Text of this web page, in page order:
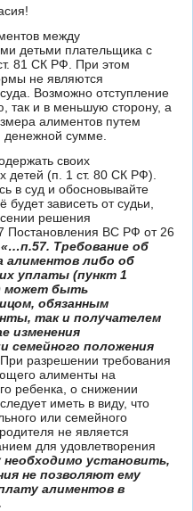
между
детьми плательщика с
81 СК РФ. При этом
не являются
Возможно отступление
так и в меньшую сторону, а
алиментов путем
денежной сумме.
своих
детей (п. 1 ст. 80 СК РФ).
в суд и обосновывайте
зависеть от судьи,
решения
Постановления ВС РФ от 26
«…п.57. Требование об
алиментов либо об
уплаты (пункт 1
может быть
обязанным
так и получателем
изменения
семейного положения
При разрешении требования
алименты на
ребенка, о снижении
иметь в виду, что
или семейного
не является
для удовлетворения
необходимо установить,
не позволяют ему
алиментов в